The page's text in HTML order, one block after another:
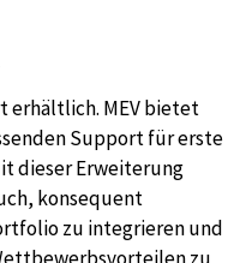
erhältlich. MEV bietet
Support für erste
dieser Erweiterung
konsequent
zu integrieren und